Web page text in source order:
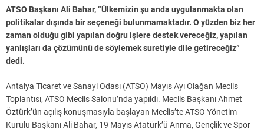
ATSO Başkanı Ali Bahar, “Ülkemizin şu anda uygulanmakta olan
politikalar dışında bir seçeneği bulunmamaktadır. O yüzden biz her
zaman olduğu gibi yapılan doğru işlere destek vereceğiz, yapılan
yanlışları da çözümünü de söylemek suretiyle dile getireceğiz”
dedi.
Antalya Ticaret ve Sanayi Odası (ATSO) Mayıs Ayı Olağan Meclis
Toplantısı, ATSO Meclis Salonu’nda yapıldı. Meclis Başkanı Ahmet
Öztürk’ün açılış konuşmasıyla başlayan Meclis’te ATSO Yönetim
Kurulu Başkanı Ali Bahar, 19 Mayıs Atatürk’ü Anma, Gençlik ve Spor